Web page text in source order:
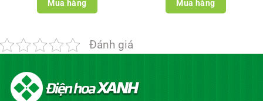
Mua hàng Mua hàng
Đánh giá